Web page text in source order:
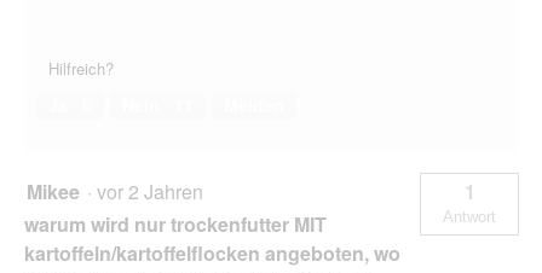
Hilfreich?
Mikee · vor 2 Jahren
warum wird nur trockenfutter MIT
kartoffeln/kartoffelflocken angeboten, wo
1
Antwort